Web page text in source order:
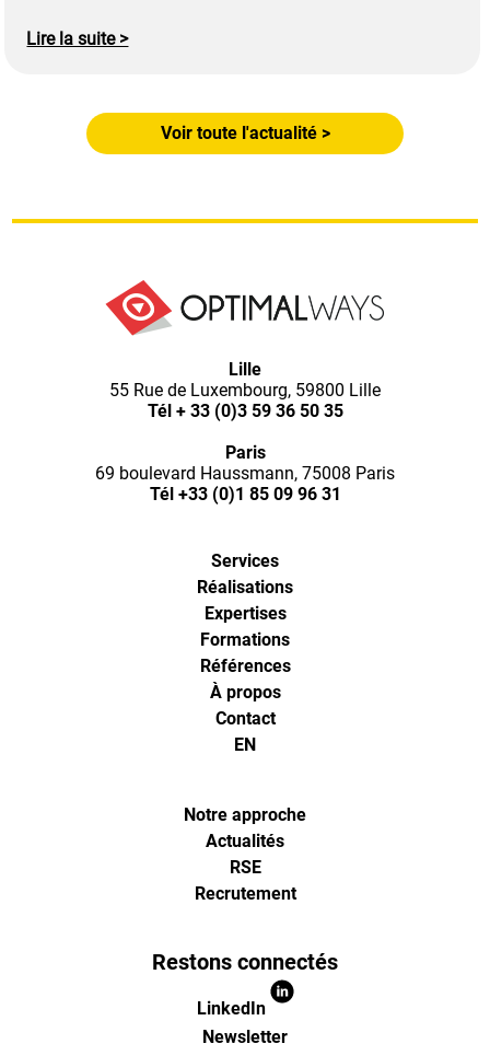
Lire la suite >
Voir toute l'actualité >
Optimal
Ways,
l'agence
de
digital
analytics
et
pour
(Paris,
Lille)
Lille
55 Rue de Luxembourg, 59800 Lille
Tél + 33 (0)3 59 36 50 35
Paris
69 boulevard Haussmann, 75008 Paris
Tél +33 (0)1 85 09 96 31
Services
Réalisations
Expertises
Formations
Références
À propos
Contact
EN
Notre approche
Actualités
RSE
Recrutement
Restons connectés
LinkedIn
Newsletter